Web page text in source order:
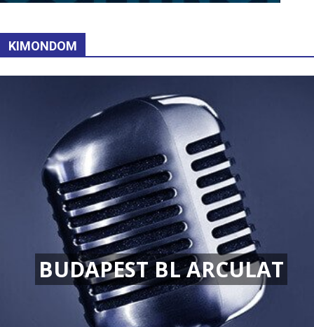
KIMONDOM
BUDAPEST BL ARCULAT